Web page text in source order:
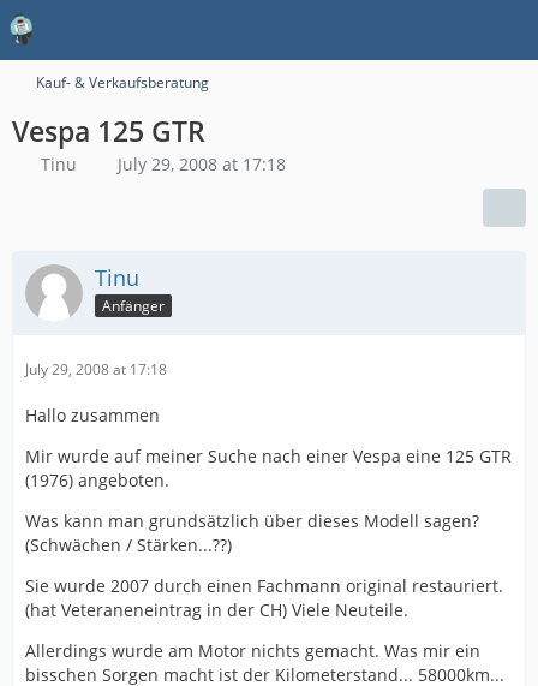
Kauf- & Verkaufsberatung
Vespa 125 GTR
Tinu July 29, 2008 at 17:18
Tinu
Anfänger
July 29, 2008 at 17:18
Hallo zusammen
Mir wurde auf meiner Suche nach einer Vespa eine 125 GTR
(1976) angeboten.
Was kann man grundsätzlich über dieses Modell sagen?
(Schwächen / Stärken...??)
Sie wurde 2007 durch einen Fachmann original restauriert.
(hat Veteraneneintrag in der CH) Viele Neuteile.
Allerdings wurde am Motor nichts gemacht. Was mir ein
bisschen Sorgen macht ist der Kilometerstand... 58000km...